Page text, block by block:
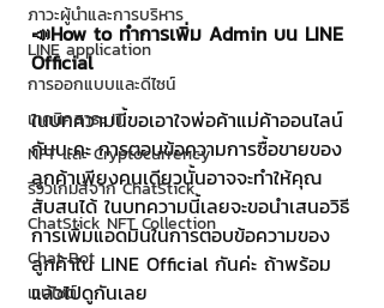
ภาวะผู้นำและการบริหาร
LINE application
การออกแบบและดีไซน์
เทคนิคสาระ IT
NFT และ Cryptocurrency
รีวิวเกมส์จาก ChatStick
ChatStick NFT Collection
Chat Bot
เวบไซต์
📣How to ทำการเพิ่ม Admin บน LINE
Official
ในบทความนี้ขอเอาใจพ่อค้าแม่ค้าออนไลน์
กันนะคะ การตอบข้อความการซื้อขายของ
ลูกค้าเพียงคนเดียวนั้นอาจจะทำให้คุณ
สับสนได้ ในบทความนี้เลยจะขอนำเสนอวิธี
การเพิ่มแอดมินในการตอบข้อความของ
ลูกค้าใน LINE Official กันค่ะ ถ้าพร้อม
แล้วไปดูกันเลย